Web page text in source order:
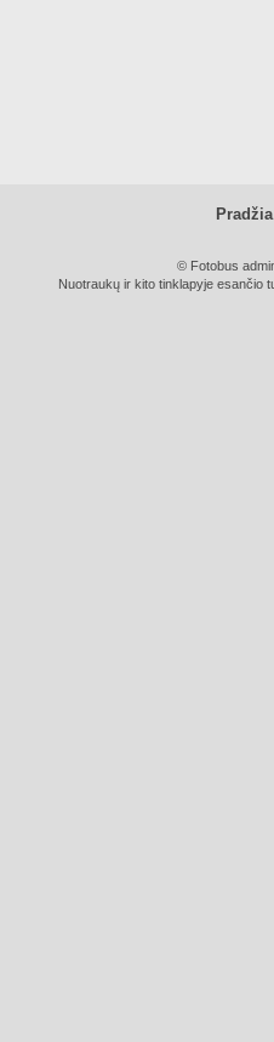
Pradžia
© Fotobus
Nuotraukų ir kito tinklapyje esančio